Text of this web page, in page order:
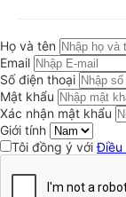
Họ và tên
Email
Số điện thoại
Mật khẩu
Xác nhận mật khẩu
Giới tính
Tôi đồng ý vớiĐiều